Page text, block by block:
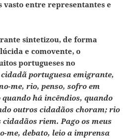
vasto entre representantes e
sintetizou, de forma
e comovente, o
portugueses no
cidadã portuguesa emigrante,
me, rio, penso, sofro em
quando há incêndios, quando
outros cidadãos choram; rio
riem. Pago os meus
me, debato, leio a imprensa